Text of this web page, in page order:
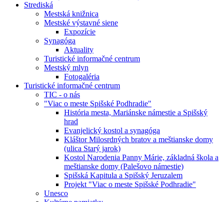
Strediská
Mestská knižnica
Mestské výstavné siene
Expozície
Synagóga
Aktuality
Turistické informačné centrum
Mestský mlyn
Fotogaléria
Turistické informačné centrum
TIC - o nás
"Viac o meste Spišské Podhradie"
História mesta, Mariánske námestie a Spišský
hrad
Evanjelický kostol a synagóga
Kláštor Milosrdných bratov a meštianske domy
(ulica Starý jarok)
Kostol Narodenia Panny Márie, základná škola a
meštianske domy (Palešovo námestie)
Spišská Kapitula a Spišský Jeruzalem
Projekt "Viac o meste Spišské Podhradie"
Unesco